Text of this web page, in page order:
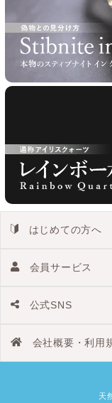
はじめての方へ
会員サービス
公式SNS
会社概要・利用
天